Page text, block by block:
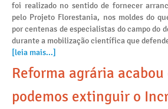
foi realizado no sentido de fornecer
pelo Projeto Florestania, nos moldes do
por centenas de especialistas do campo do
durante a mobilização científica que
[leia mais...]
Reforma agrária acabou
podemos extinguir o